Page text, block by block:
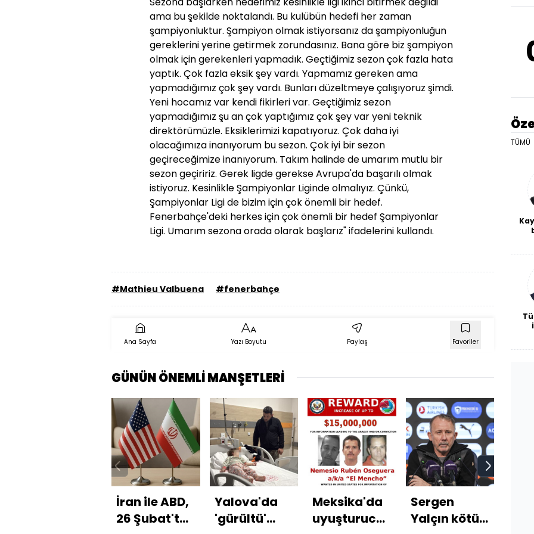
ama bu şekilde noktalandı. Bu kulübün hedefi her zaman
şampiyonluktur. Şampiyon olmak istiyorsanız da şampiyonluğun
gereklerini yerine getirmek zorundasınız. Bana göre biz şampiyon
olmak için gerekenleri yapmadık. Geçtiğimiz sezon çok fazla hata
yaptık. Çok fazla eksik şey vardı. Yapmamız gereken ama
yapmadığımız çok şey vardı. Bunları düzeltmeye çalışıyoruz şimdi.
Yeni hocamız var kendi fikirleri var. Geçtiğimiz sezon
yapmadığımız şu an çok yaptığımız çok şey var yeni teknik
direktörümüzle. Eksiklerimizi kapatıyoruz. Çok daha iyi
olacağımıza inanıyorum bu sezon. Çok iyi bir sezon
geçireceğimize inanıyorum. Takım halinde de umarım mutlu bir
sezon geçiririz. Gerek ligde gerekse Avrupa'da başarılı olmak
istiyoruz. Kesinlikle Şampiyonlar Liginde olmalıyız. Çünkü,
Şampiyonlar Ligi de bizim için çok önemli bir hedef.
Fenerbahçe'deki herkes için çok önemli bir hedef Şampiyonlar
Ligi. Umarım sezona orada olarak başlarız" ifadelerini kullandı.
#Mathieu Valbuena #fenerbahçe
Ana Sayfa Yazı Boyutu Paylaş Favoriler
GÜNÜN ÖNEMLİ MANŞETLERİ
İran ile ABD,
26 Şubat'ta
Yalova'da
'gürültü'
Meksika'da
uyuşturucu
Sergen
Yalçın kötü
TÜMÜ